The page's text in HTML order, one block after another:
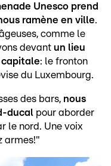
Unesco prend
ramène en ville.
comme le
devant un lieu
capitale: le fronton
du Luxembourg.
des bars, nous
ducal pour aborder
le nord. Une voix
armes!"